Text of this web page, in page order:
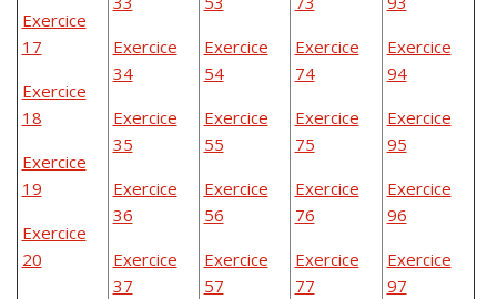
Exercice
17
Exercice
18
Exercice
19
Exercice
20
Exercice
34
Exercice
35
Exercice
36
Exercice
37
Exercice
54
Exercice
55
Exercice
56
Exercice
57
Exercice
74
Exercice
75
Exercice
76
Exercice
77
Exercice
94
Exercice
95
Exercice
96
Exercice
97